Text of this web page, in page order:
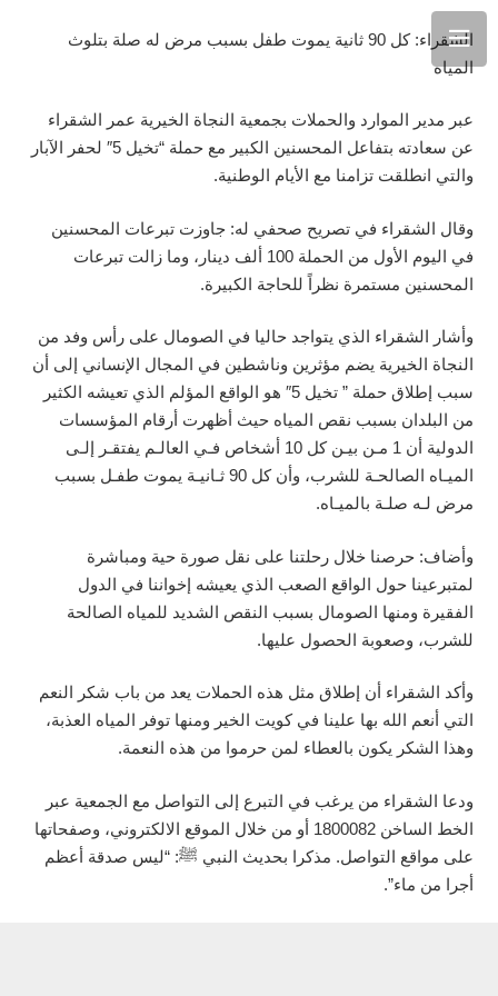
الشقراء: كل 90 ثانية يموت طفل بسبب مرض له صلة بتلوث
المياه
عبر مدير الموارد والحملات بجمعية النجاة الخيرية عمر الشقراء
عن سعادته بتفاعل المحسنين الكبير مع حملة “تخيل 5″ لحفر الآبار
والتي انطلقت تزامنا مع الأيام الوطنية.
وقال الشقراء في تصريح صحفي له: جاوزت تبرعات المحسنين
في اليوم الأول من الحملة 100 ألف دينار، وما زالت تبرعات
المحسنين مستمرة نظراً للحاجة الكبيرة.
وأشار الشقراء الذي يتواجد حاليا في الصومال على رأس وفد من
النجاة الخيرية يضم مؤثرين وناشطين في المجال الإنساني إلى أن
سبب إطلاق حملة ” تخيل 5″ هو الواقع المؤلم الذي تعيشه الكثير
من البلدان بسبب نقص المياه حيث أظهرت أرقام المؤسسات
الدولية أن 1 مـن بيـن كل 10 أشخاص فـي العالـم يفتقـر إلـى
الميـاه الصالحـة للشرب، وأن كل 90 ثـانيـة يموت طفـل بسبب
مرض لـه صلـة بالميـاه.
وأضاف: حرصنا خلال رحلتنا على نقل صورة حية ومباشرة
لمتبرعينا حول الواقع الصعب الذي يعيشه إخواننا في الدول
الفقيرة ومنها الصومال بسبب النقص الشديد للمياه الصالحة
للشرب، وصعوبة الحصول عليها.
وأكد الشقراء أن إطلاق مثل هذه الحملات يعد من باب شكر النعم
التي أنعم الله بها علينا في كويت الخير ومنها توفر المياه العذبة،
وهذا الشكر يكون بالعطاء لمن حرموا من هذه النعمة.
ودعا الشقراء من يرغب في التبرع إلى التواصل مع الجمعية عبر
الخط الساخن 1800082 أو من خلال الموقع الالكتروني، وصفحاتها
على مواقع التواصل. مذكرا بحديث النبي ﷺ: “ليس صدقة أعظم
أجرا من ماء”.